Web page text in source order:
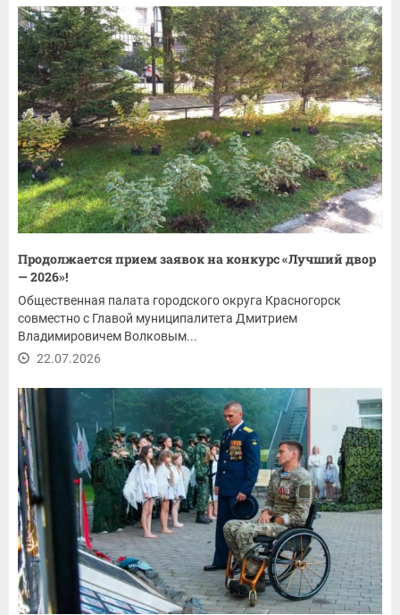
Продолжается прием заявок на конкурс «Лучший двор
— 2026»!
Общественная палата городского округа Красногорск
совместно с Главой муниципалитета Дмитрием
Владимировичем Волковым...
22.07.2026